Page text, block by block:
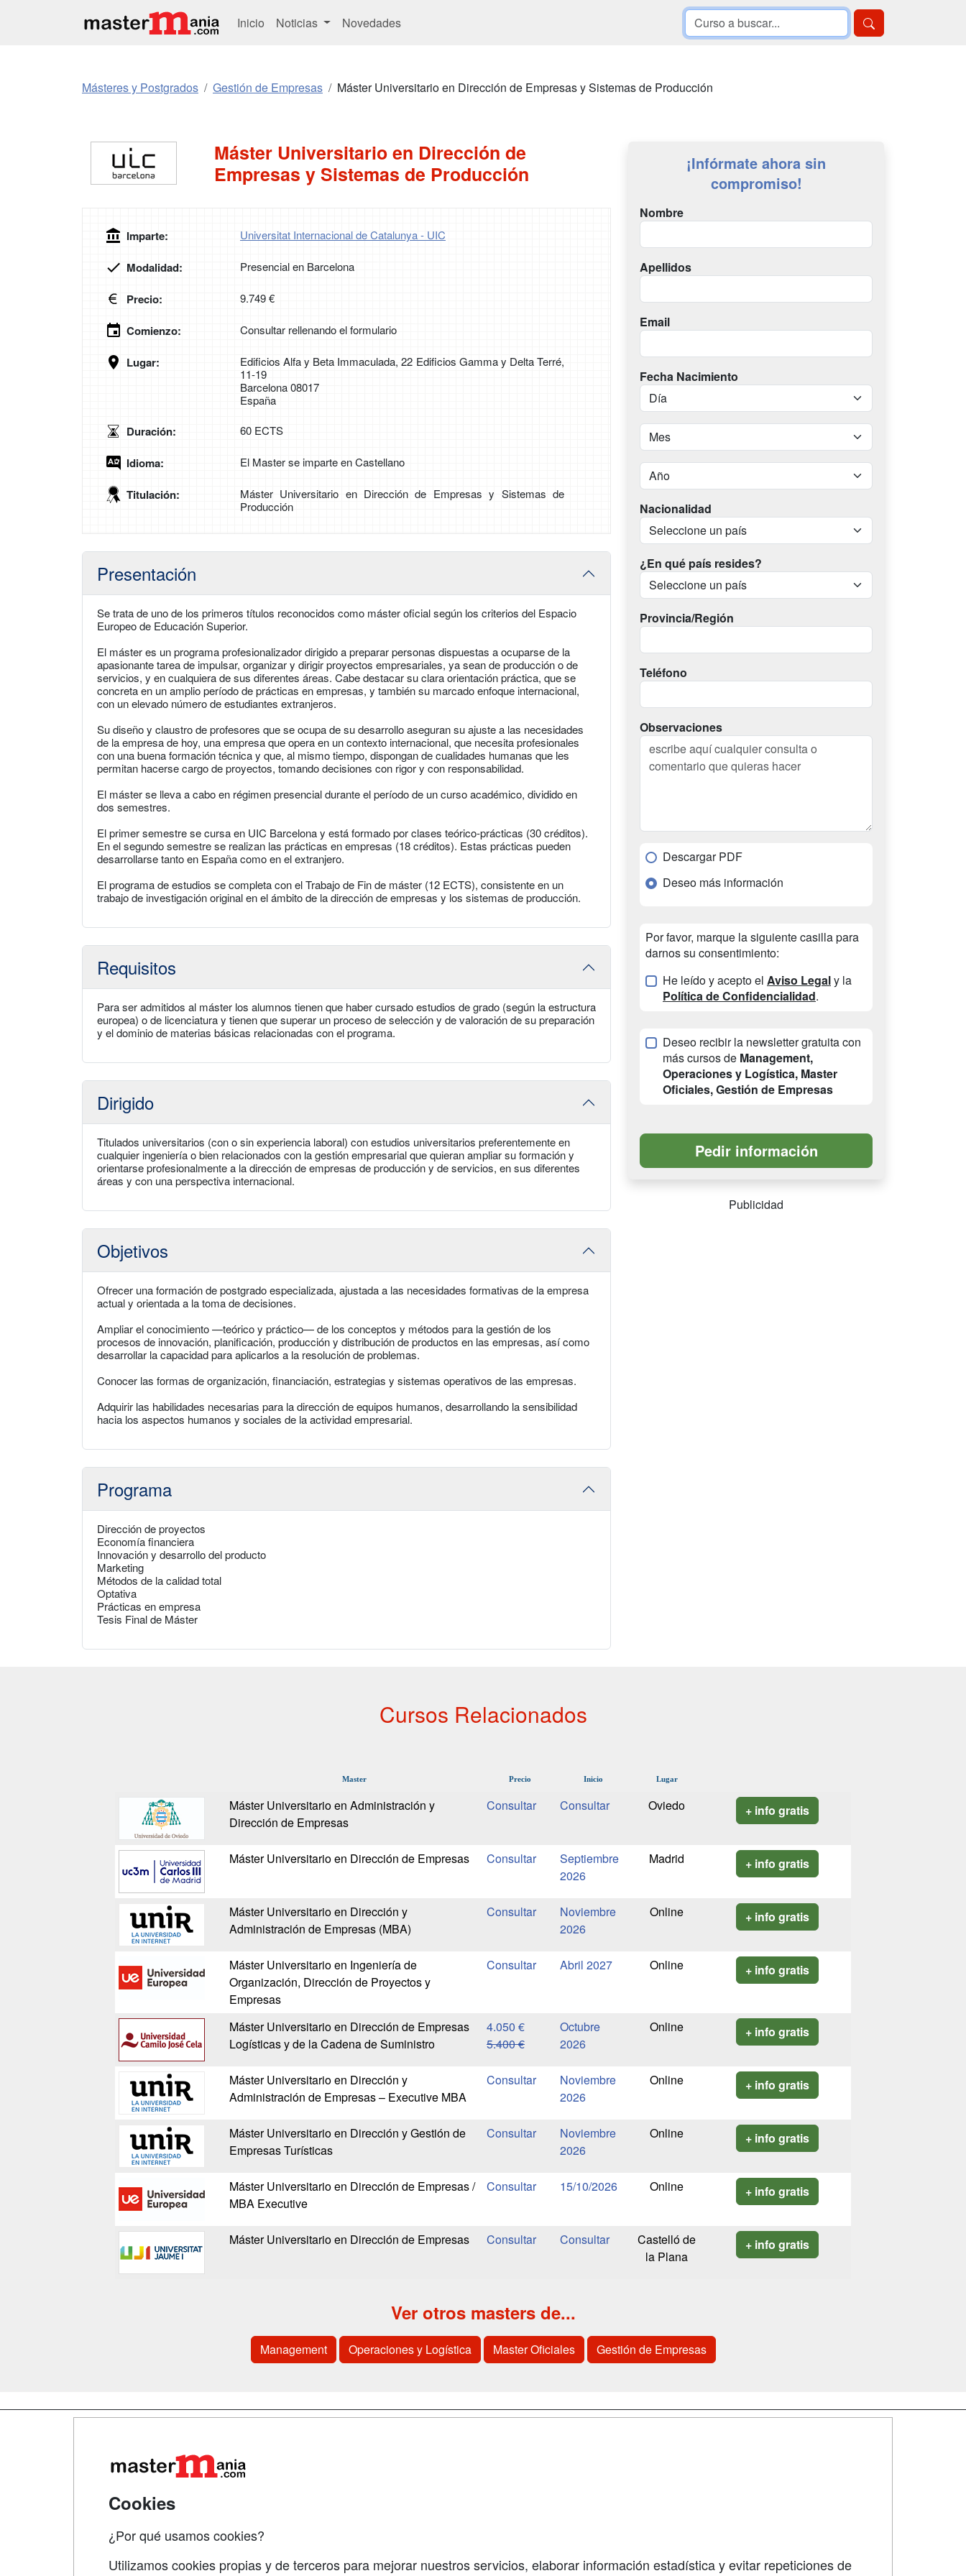
Inicio Noticias Novedades
Másteres y Postgrados Gestión de Empresas Máster Universitario en Dirección de Empresas y Sistemas de Producción
Máster Universitario en Dirección de
Empresas y Sistemas de Producción
Imparte: Universitat Internacional de Catalunya - UIC
Modalidad: Presencial en Barcelona
Precio: 9.749 €
Comienzo: Consultar rellenando el formulario
Lugar:
Edificios Alfa y Beta Immaculada, 22 Edificios Gamma y Delta Terré,
11-19
Barcelona 08017
España
Duración: 60 ECTS
Idioma: El Master se imparte en Castellano
Titulación:
Máster Universitario en Dirección de Empresas y Sistemas de
Producción
Presentación
Se trata de uno de los primeros títulos reconocidos como máster oficial según los criterios del Espacio
Europeo de Educación Superior.
El máster es un programa profesionalizador dirigido a preparar personas dispuestas a ocuparse de la
apasionante tarea de impulsar, organizar y dirigir proyectos empresariales, ya sean de producción o de
servicios, y en cualquiera de sus diferentes áreas. Cabe destacar su clara orientación práctica, que se
concreta en un amplio período de prácticas en empresas, y también su marcado enfoque internacional,
con un elevado número de estudiantes extranjeros.
Su diseño y claustro de profesores que se ocupa de su desarrollo aseguran su ajuste a las necesidades
de la empresa de hoy, una empresa que opera en un contexto internacional, que necesita profesionales
con una buena formación técnica y que, al mismo tiempo, dispongan de cualidades humanas que les
permitan hacerse cargo de proyectos, tomando decisiones con rigor y con responsabilidad.
El máster se lleva a cabo en régimen presencial durante el período de un curso académico, dividido en
dos semestres.
El primer semestre se cursa en UIC Barcelona y está formado por clases teórico-prácticas (30 créditos).
En el segundo semestre se realizan las prácticas en empresas (18 créditos). Estas prácticas pueden
desarrollarse tanto en España como en el extranjero.
El programa de estudios se completa con el Trabajo de Fin de máster (12 ECTS), consistente en un
trabajo de investigación original en el ámbito de la dirección de empresas y los sistemas de producción.
Requisitos
Para ser admitidos al máster los alumnos tienen que haber cursado estudios de grado (según la estructura
europea) o de licenciatura y tienen que superar un proceso de selección y de valoración de su preparación
y el dominio de materias básicas relacionadas con el programa.
Dirigido
Titulados universitarios (con o sin experiencia laboral) con estudios universitarios preferentemente en
cualquier ingeniería o bien relacionados con la gestión empresarial que quieran ampliar su formación y
orientarse profesionalmente a la dirección de empresas de producción y de servicios, en sus diferentes
áreas y con una perspectiva internacional.
Objetivos
Ofrecer una formación de postgrado especializada, ajustada a las necesidades formativas de la empresa
actual y orientada a la toma de decisiones.
Ampliar el conocimiento —teórico y práctico— de los conceptos y métodos para la gestión de los
procesos de innovación, planificación, producción y distribución de productos en las empresas, así como
desarrollar la capacidad para aplicarlos a la resolución de problemas.
Conocer las formas de organización, financiación, estrategias y sistemas operativos de las empresas.
Adquirir las habilidades necesarias para la dirección de equipos humanos, desarrollando la sensibilidad
hacia los aspectos humanos y sociales de la actividad empresarial.
Programa
Dirección de proyectos
Economía financiera
Innovación y desarrollo del producto
Marketing
Métodos de la calidad total
Optativa
Prácticas en empresa
Tesis Final de Máster
¡Infórmate ahora sin
compromiso!
Nombre
Apellidos
Email
Fecha Nacimiento
Nacionalidad
¿En qué país resides?
Provincia/Región
Teléfono
Observaciones
Descargar PDF
Deseo más información
Por favor, marque la siguiente casilla para
darnos su consentimiento:
He leído y acepto el Aviso Legaly la
Política de Confidencialidad.
Deseo recibir la newsletter gratuita con
más cursos de Management,
Operaciones y Logística, Master
Oficiales, Gestión de Empresas
Publicidad
Cursos Relacionados
Master Precio Inicio Lugar
Máster Universitario en Administración y
Dirección de Empresas
Oviedo + info gratis
Máster Universitario en Dirección de Empresas
Septiembre
2026
Madrid + info gratis
Máster Universitario en Dirección y
Administración de Empresas (MBA)
Noviembre
2026
Online + info gratis
Máster Universitario en Ingeniería de
Organización, Dirección de Proyectos y
Empresas
Abril 2027 Online + info gratis
Máster Universitario en Dirección de Empresas
Logísticas y de la Cadena de Suministro
4.050 €
5.400 €
Octubre
2026
Online + info gratis
Máster Universitario en Dirección y
Administración de Empresas – Executive MBA
Noviembre
2026
Online + info gratis
Máster Universitario en Dirección y Gestión de
Empresas Turísticas
Noviembre
2026
Online + info gratis
Máster Universitario en Dirección de Empresas /
MBA Executive
15/10/2026 Online + info gratis
Máster Universitario en Dirección de Empresas
Castelló de
la Plana
+ info gratis
Ver otros masters de...
Management Operaciones y Logística Master Oficiales Gestión de Empresas
Cookies
¿Por qué usamos cookies?
Utilizamos cookies propias y de terceros para mejorar nuestros servicios, elaborar información estadística y evitar repeticiones de